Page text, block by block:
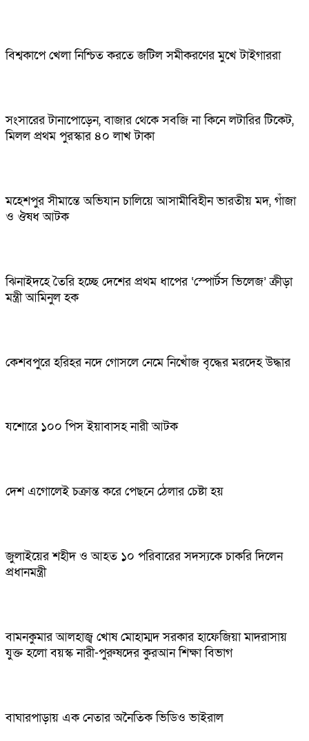
বিশ্বকাপে খেলা নিশ্চিত করতে জটিল সমীকরণের মুখে টাইগাররা
সংসারের টানাপোড়েন, বাজার থেকে সবজি না কিনে লটারির টিকেট,
মিলল প্রথম পুরস্কার ৪০ লাখ টাকা
মহেশপুর সীমান্তে অভিযান চালিয়ে আসামীবিহীন ভারতীয় মদ, গাঁজা
ও ঔষধ আটক
ঝিনাইদহে তৈরি হচ্ছে দেশের প্রথম ধাপের ‘স্পোর্টস ভিলেজ’ ক্রীড়া
মন্ত্রী আমিনুল হক
কেশবপুরে হরিহর নদে গোসলে নেমে নিখোঁজ বৃদ্ধের মরদেহ উদ্ধার
যশোরে ১০০ পিস ইয়াবাসহ নারী আটক
দেশ এগোলেই চক্রান্ত করে পেছনে ঠেলার চেষ্টা হয়
জুলাইয়ের শহীদ ও আহত ১০ পরিবারের সদস্যকে চাকরি দিলেন
প্রধানমন্ত্রী
বামনকুমার আলহাজ্ব খোষ মোহাম্মদ সরকার হাফেজিয়া মাদরাসায়
যুক্ত হলো বয়স্ক নারী-পুরুষদের কুরআন শিক্ষা বিভাগ
বাঘারপাড়ায় এক নেতার অনৈতিক ভিডিও ভাইরাল